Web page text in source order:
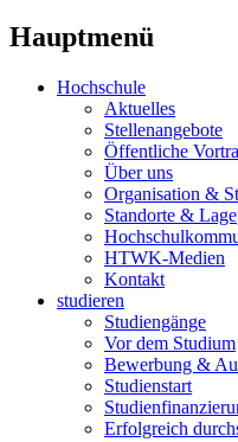
Hauptmenü
Hochschule
Aktuelles
Stellenangebote
Öffentliche
Über uns
Organisation &
Standorte &
HTWK-Medien
Kontakt
studieren
Studiengänge
Vor dem Studium
Bewerbung &
Studienstart
Erfolgreich